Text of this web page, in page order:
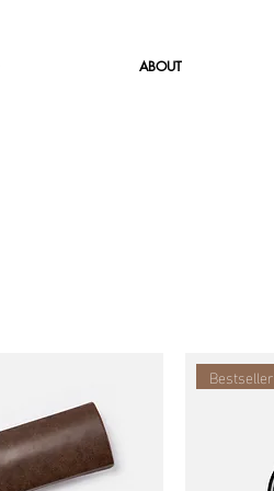
ABOUT
Bestseller